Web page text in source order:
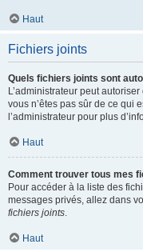
Haut
Fichiers joints
Quels fichiers joints sont
L’administrateur peut
vous n’êtes pas sûr de ce qui
l’administrateur pour plus
Haut
Comment trouver tous mes
Pour accéder à la liste des
messages privés, allez dans
fichiers joints.
Haut